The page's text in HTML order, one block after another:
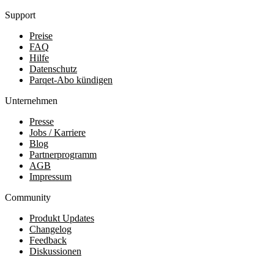
Support
Preise
FAQ
Hilfe
Datenschutz
Parqet-Abo kündigen
Unternehmen
Presse
Jobs / Karriere
Blog
Partnerprogramm
AGB
Impressum
Community
Produkt Updates
Changelog
Feedback
Diskussionen